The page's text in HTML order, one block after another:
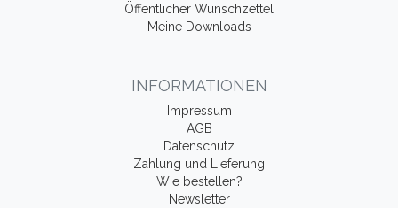
Öffentlicher Wunschzettel
Meine Downloads
INFORMATIONEN
Impressum
AGB
Datenschutz
Zahlung und Lieferung
Wie bestellen?
Newsletter